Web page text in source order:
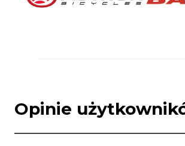
Opinie